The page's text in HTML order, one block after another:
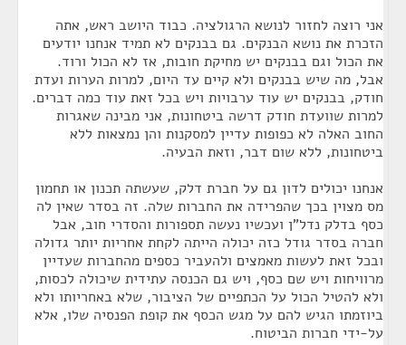
אני רוצה לחזור לנושא הרגולציה. כבוד היושב ראש, אתה
הזכרת את נושא הבנקים. גם בבנקים לא תמיד אנחנו יודעים
את הכול וגם בבנקים יש מחיקת חובות, אז לא הכול ורוד.
אבל, מה שיש בבנקים ולא קיים עד היום, למרות הערות ועדת
חודק, בבנקים יש עוד ערבויות ויש בכל זאת עוד כמה דברים.
למרות שוועדת חודק דרשה ביטחונות, אני מבינה שאגרות
החוב האלה לא כפופות עדיין למסקנות והן נמצאות ללא
ביטחונות, ללא שום דבר, וזאת הבעיה.
אנחנו יכולים לדון גם על חברת דלק, שעשתה תכנון או תחמון
מס מצוין בכך שהפרידה את החברות שלה. זה בסדר שאין לה
כסף בדלק נדל"ן ועכשיו נעשה תספורות והסדרי חוב, אבל
חברה בסדר גודל כזה יכולה הייתה לקחת אחריות יותר גדולה
ובכל זאת לעשות מאמצים ולהעביר כספים מהחברות שעדיין
מרוויחות ויש שם כסף, ויש גם הכנסה עתידית שיכולה לכסות,
ולא להטיל הכול על הכתפיים של הציבור, שלא באחריותו ולא
ביוזמתו הגיש להם על מגש הכסף את קופת הפנסיה שלו, אלא
על-ידי חברות הביטוח.